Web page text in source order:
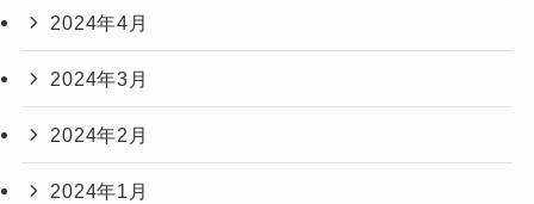
2024年4月
2024年3月
2024年2月
2024年1月